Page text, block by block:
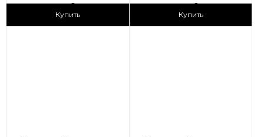
2
Купить
2
Купить